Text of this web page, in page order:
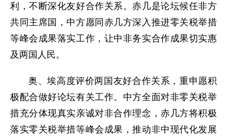
利，不断深化友好合作关系。赤几是论坛候任非方
共同主席国，中方愿同赤几方深入推进零关税举措
等峰会成果落实工作，让中非务实合作成果切实惠
及两国人民。
奥、埃高度评价两国友好合作关系，重申愿积
极配合做好论坛有关工作。中方全面对非零关税举
措充分体现真实亲诚对非合作理念，赤几方将积极
落实零关税举措等峰会成果，推动非中现代化发展